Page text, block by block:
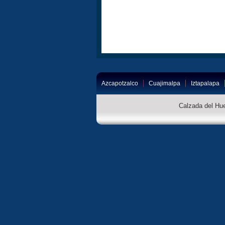
Azcapotzalco Cuajimalpa Iztapalapa
Calzada del